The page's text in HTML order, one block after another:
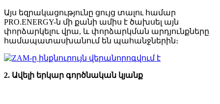
Այս եզրակացությունը ցույց տալու համար
PRO.ENERGY-ն մի քանի ամիս է ծախսել այն
փորձարկելու վրա, և փորձարկման արդյունքները
համապատասխանում են պահանջներին։
2. Ավելի երկար գործնական կյանք